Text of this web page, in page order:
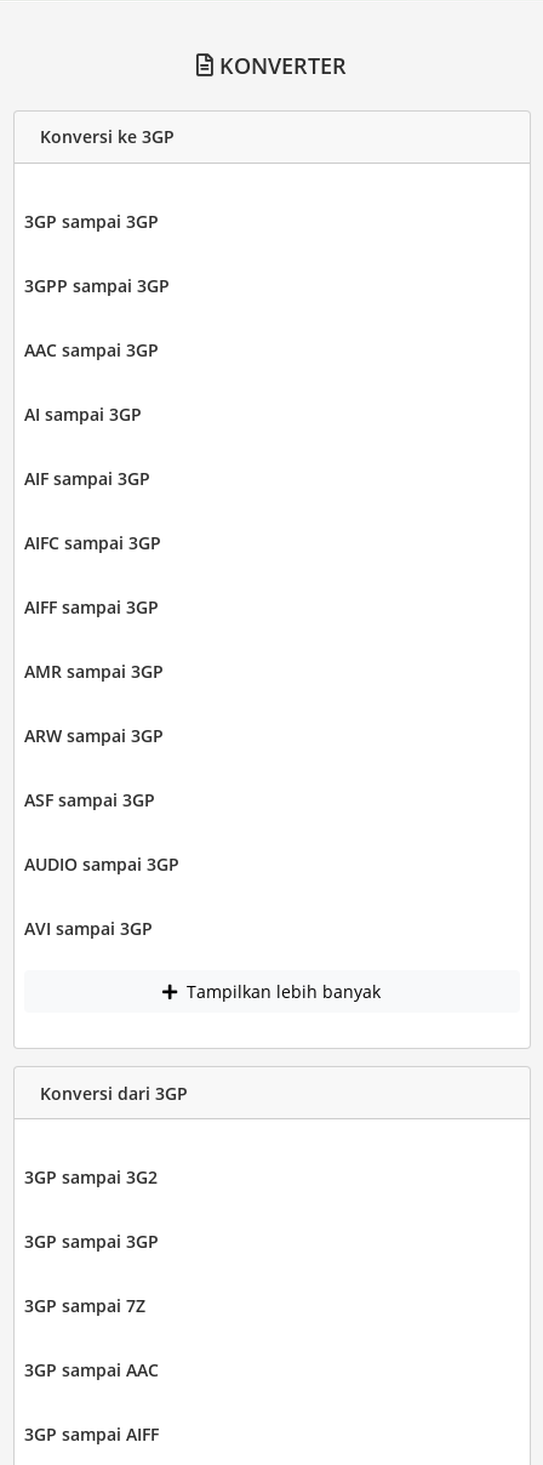
KONVERTER
Konversi ke 3GP
3GP sampai 3GP
3GPP sampai 3GP
AAC sampai 3GP
AI sampai 3GP
AIF sampai 3GP
AIFC sampai 3GP
AIFF sampai 3GP
AMR sampai 3GP
ARW sampai 3GP
ASF sampai 3GP
AUDIO sampai 3GP
AVI sampai 3GP
Tampilkan lebih banyak
Konversi dari 3GP
3GP sampai 3G2
3GP sampai 3GP
3GP sampai 7Z
3GP sampai AAC
3GP sampai AIFF